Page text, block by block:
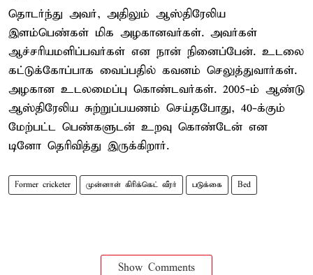
தொடர்ந்து அவர், அதிலும் ஆஸ்திரேலிய
இளம்பெண்கள் மிக அழகானவர்கள். அவர்கள்
ஆச்சரியமளிப்பவர்கள் என நான் நினைப்பேன். உடலை
கட்டுக்கோப்பாக வைப்பதில் கவனம் செலுத்துவார்கள்.
அழகான உடலமைப்பு கொண்டவர்கள். 2005-ம் ஆண்டு
ஆஸ்திரேலிய சுற்றுப்பயணம் செய்தபோது, 40-க்கும்
மேற்பட்ட பெண்களுடன் உறவு கொண்டேன் என
டினோ தெரிவித்து இருக்கிறார்.
Former cricketer முன்னாள் கிரிக்கெட் வீரர் படுக்கை Bed
Show Comments